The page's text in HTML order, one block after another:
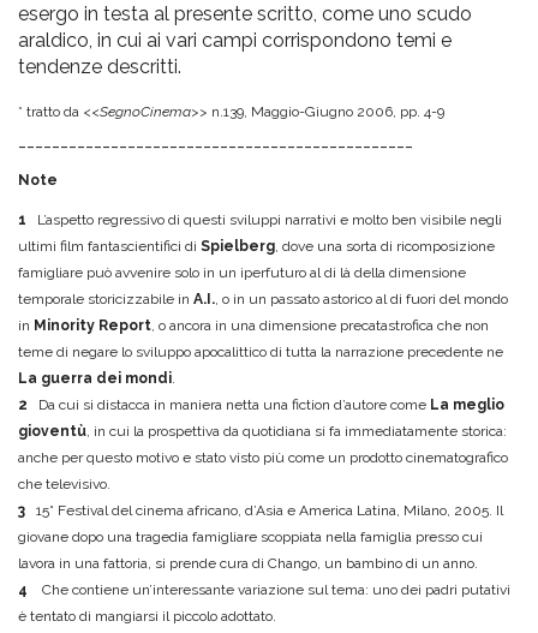
esergo in testa al presente scritto, come uno scudo
araldico, in cui ai vari campi corrispondono temi e
tendenze descritti.
* tratto da <<SegnoCinema>> n.139, Maggio-Giugno 2006, pp. 4-9
-----------------------------------------------
Note
1 L’aspetto regressivo di questi sviluppi narrativi e molto ben visibile negli
ultimi film fantascientifici di Spielberg, dove una sorta di ricomposizione
famigliare può avvenire solo in un iperfuturo al di là della dimensione
temporale storicizzabile in A.I., o in un passato astorico al di fuori del mondo
in Minority Report, o ancora in una dimensione precatastrofica che non
teme di negare lo sviluppo apocalittico di tutta la narrazione precedente ne
La guerra dei mondi.
2 Da cui si distacca in maniera netta una fiction d’autore come La meglio
gioventù, in cui la prospettiva da quotidiana si fa immediatamente storica:
anche per questo motivo e stato visto più come un prodotto cinematografico
che televisivo.
3 15° Festival del cinema africano, d’Asia e America Latina, Milano, 2005. Il
giovane dopo una tragedia famigliare scoppiata nella famiglia presso cui
lavora in una fattoria, si prende cura di Chango, un bambino di un anno.
4 Che contiene un’interessante variazione sul tema: uno dei padri putativi
è tentato di mangiarsi il piccolo adottato.